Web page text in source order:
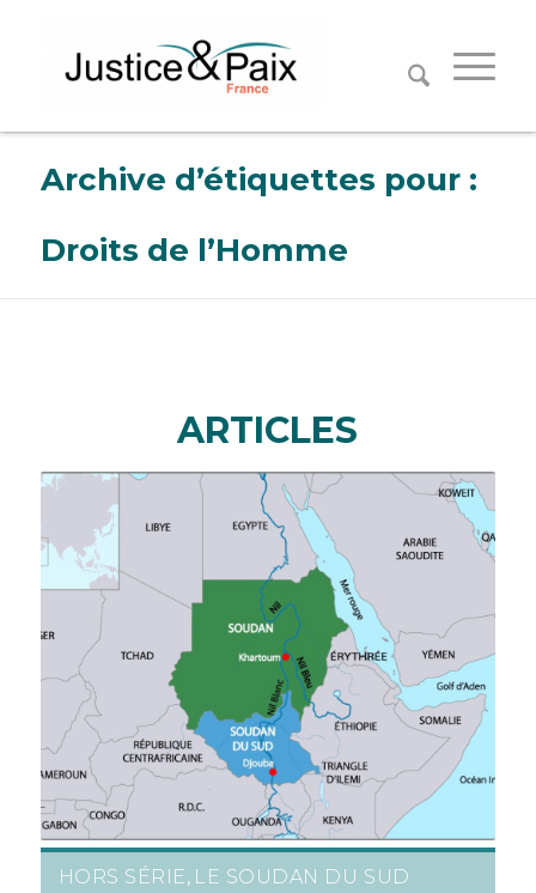
Archive d’étiquettes pour :
Droits de l’Homme
ARTICLES
HORS SÉRIE , LE SOUDAN DU SUD